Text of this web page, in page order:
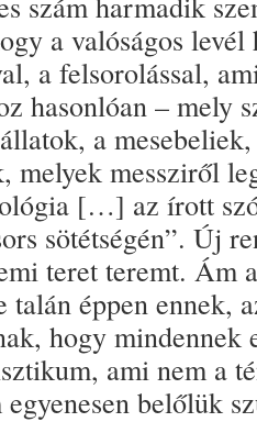
a valóságos
a felsorolással,
hasonlóan – mely
a
melyek messziről
[…] az írott
sötétségén”. Új
teret teremt. Ám
talán éppen ennek,
hogy
ami nem a
egyenesen belőlük